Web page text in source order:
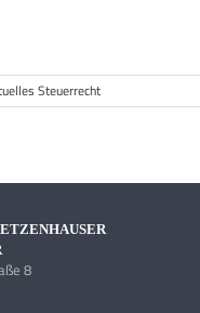
Steuerrecht
8